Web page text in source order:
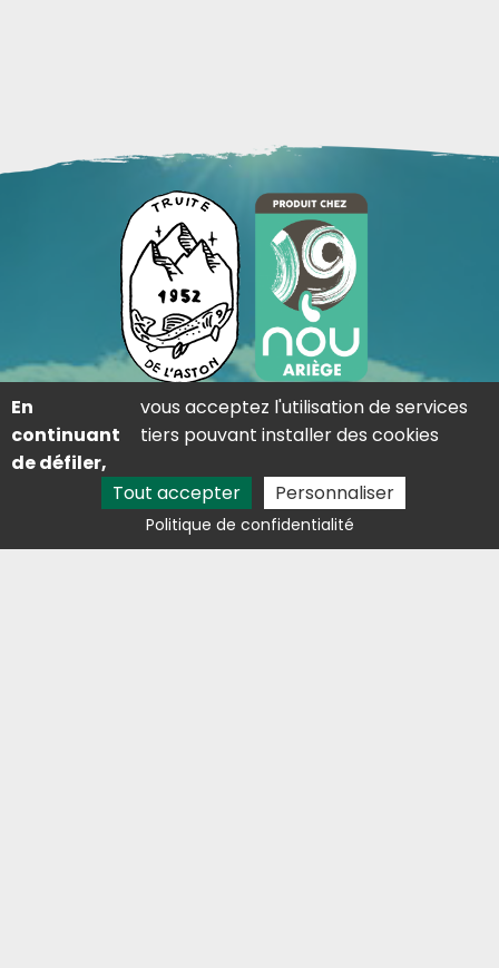
Adresse
Lieu dit saint-martin 09310 Les Cabannes
Contact
05 81 29 81 68
lestresorsdelaston@outlook.fr
En
continuant
de défiler,
vous acceptez l'utilisation de services
tiers pouvant installer des cookies
Tout accepter Personnaliser
Politique de confidentialité